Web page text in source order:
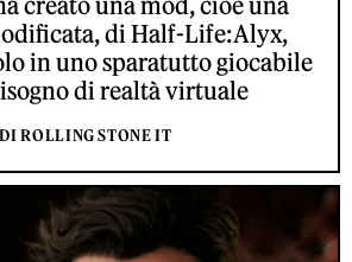
di Half-Life:Alyx,
in uno sparatutto giocabile
di realtà virtuale
DI ROLLING STONE IT